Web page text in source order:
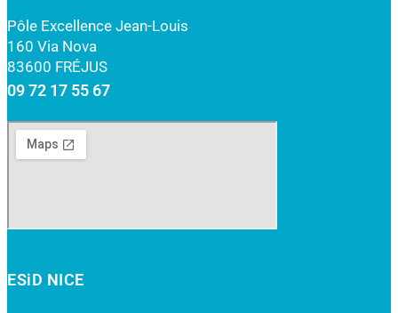
Pôle Excellence Jean-Louis
160 Via Nova
83600 FRÉJUS
09 72 17 55 67
ESiD NICE